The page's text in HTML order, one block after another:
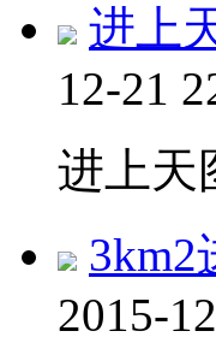
进上
12-21
进上天
3km2
2015-